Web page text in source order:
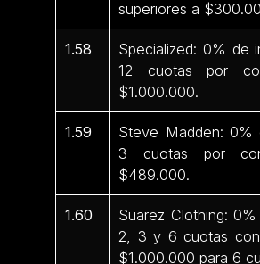
superiores a
1.58
Specialized: 0% de
12 cuotas por
$1.000.000.
1.59
Steve Madden: 0%
3 cuotas por
$489.000.
1.60
Suarez Clothing:
2, 3 y 6 cuotas con
$1.000.000 para 6